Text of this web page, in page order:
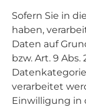
Sofern Sie in
haben,
Daten auf
bzw. Art. 9 Abs.
verarbeitet
Einwilligung in